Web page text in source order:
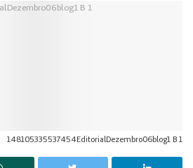
148105335537454EditorialDezembro06blog1 B 1